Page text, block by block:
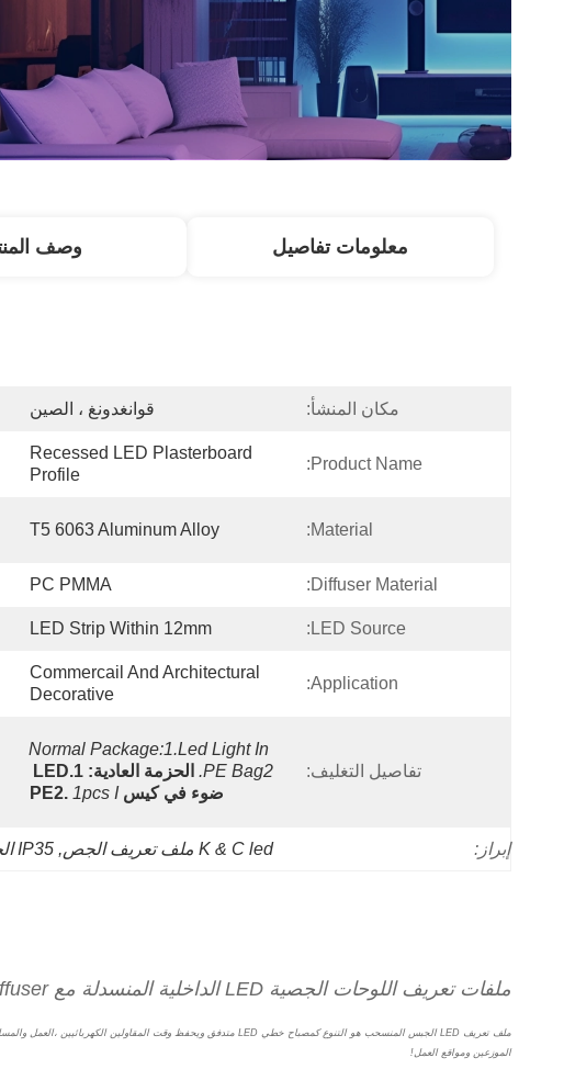
معلومات تفاصيل وصف
مكان المنشأ: قوانغدونغ ، الصين
Product Name:
Recessed LED Plasterboard
Profile
Material:
T5 6063 Aluminum Alloy
Diffuser Material:
PC PMMA
LED Source:
LED Strip Within 12mm
Application:
Commercail And Architectural
Decorative
تفاصيل التغليف:
Normal Package:1.led Light In
PE Bag2.
ضوء في كيس PE2.1pcs I
إبراز: K & C led ملف تعريف الجص , IP35 الجص في الملف الشخصي الصمام
ملفات تعريف اللوحات الجصية LED الداخلية المنسدلة مع PC PMMA Diffuser للضوء التجاري الخطي LED
الموزعين ومواقع العمل!